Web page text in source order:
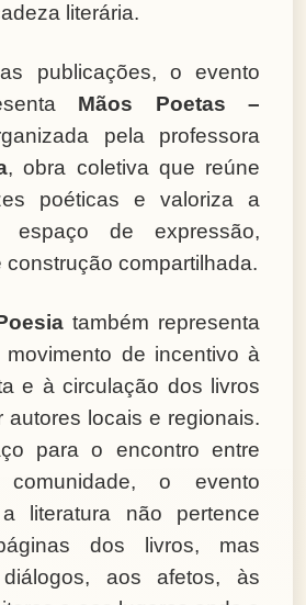
literária.
publicações, o evento
Mãos Poetas –
pela professora
, obra coletiva que reúne
poéticas e valoriza a
espaço de expressão,
construção compartilhada.
também representa
movimento de incentivo à
e à circulação dos livros
autores locais e regionais.
para o encontro entre
o evento
literatura não pertence
dos livros, mas
aos afetos, às